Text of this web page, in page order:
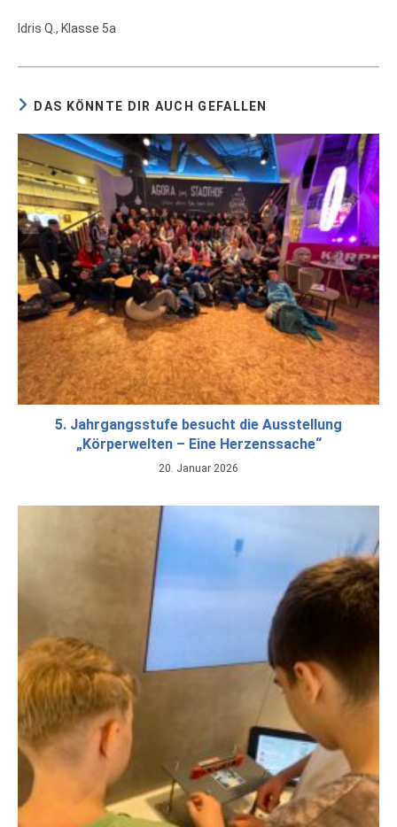
Idris Q., Klasse 5a
DAS KÖNNTE DIR AUCH GEFALLEN
5. Jahrgangsstufe besucht die Ausstellung
„Körperwelten – Eine Herzenssache“
20. Januar 2026